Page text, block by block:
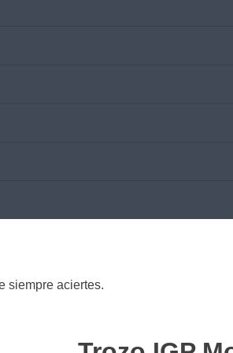
siempre aciertes.